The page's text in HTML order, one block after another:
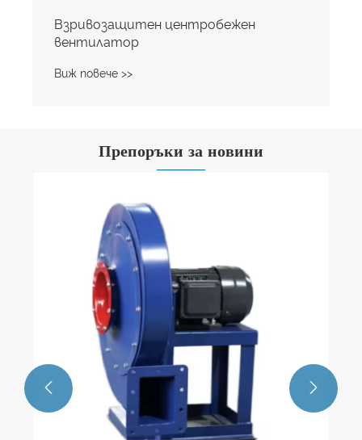
Взривозащитен центробежен
вентилатор
Виж повече >>
Препоръки за новини
 